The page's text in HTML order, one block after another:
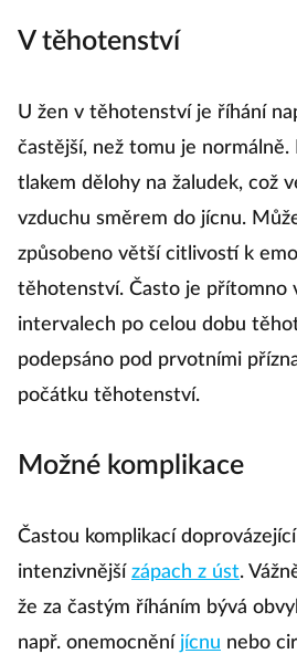
V těhotenství
U žen v těhotenství je říhání
častější, než tomu je normálně.
tlakem dělohy na žaludek, což
vzduchu směrem do jícnu.
způsobeno větší citlivostí k
těhotenství. Často je přítomno
intervalech po celou dobu
podepsáno pod prvotními
počátku těhotenství.
Možné komplikace
Častou komplikací
intenzivnější zápach z úst.
že za častým říháním bývá
např. onemocnění jícnu nebo